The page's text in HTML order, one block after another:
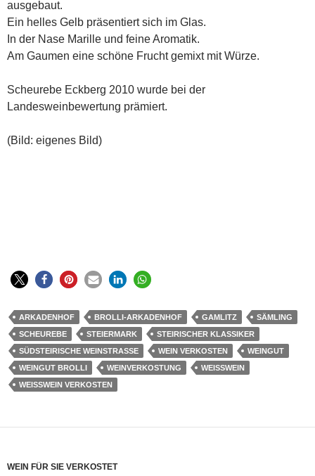
ausgebaut.
Ein helles Gelb präsentiert sich im Glas.
In der Nase Marille und feine Aromatik.
Am Gaumen eine schöne Frucht gemixt mit Würze.
Scheurebe Eckberg 2010 wurde bei der
Landesweinbewertung prämiert.
(Bild: eigenes Bild)
ARKADENHOF BROLLI-ARKADENHOF GAMLITZ
SÄMLING
SCHEUREBE
STEIERMARK
STEIRISCHER KLASSIKER
SÜDSTEIRISCHE WEINSTRASSE
WEIN VERKOSTEN
WEINGUT
WEINGUT BROLLI
WEINVERKOSTUNG
WEISSWEIN
WEISSWEIN VERKOSTEN
WEIN FÜR SIE VERKOSTET